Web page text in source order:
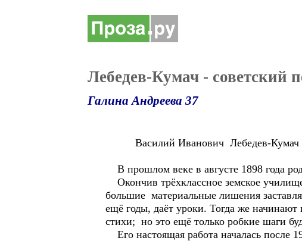
Лебедев-Кумач - советский
Галина Андреева 37
Василий Иванович Лебедев-Кумач -
В прошлом веке в августе 1898 года
Окончив трёхклассное земское
большие материальные лишения
ещё годы, даёт уроки. Тогда же начинают
стихи; но это ещё только робкие шаги
Его настоящая работа началась после